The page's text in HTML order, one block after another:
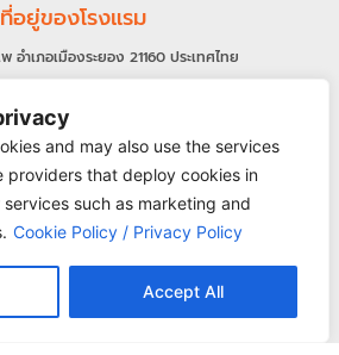
and may also use the services
that deploy cookies in
such as marketing and
Cookie Policy / Privacy Policy
Accept All
ที่อยู่ของโรงแรม
อำเภอเมืองระยอง 21160 ประเทศไทย
ละเครื่องดื่ม โปรโมชั่น
กิจกรรม
นแต่งงาน คำถามพี่พบบ่อย แกลเลอรี่